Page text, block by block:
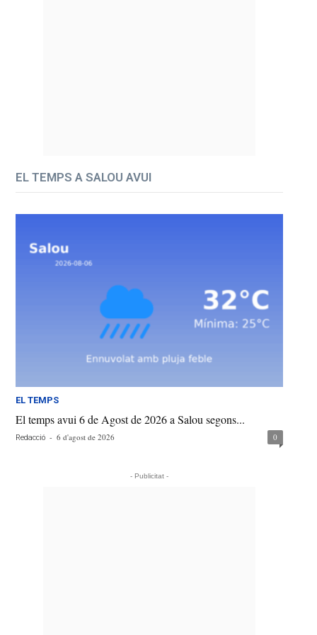
EL TEMPS A SALOU AVUI
EL TEMPS
El temps avui 6 de Agost de 2026 a Salou segons...
Redacció - 6 d'agost de 2026 0
- Publicitat -